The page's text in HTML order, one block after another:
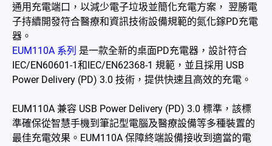
通用充電端口，以減少電子垃圾並簡化充電方案， 翌勝電
子持續開發符合醫療和資訊技術設備規範的氮化鎵PD充電
器。
EUM110A 系列 是一款全新的桌面PD充電器，設計符合
IEC/EN60601-1和IEC/EN62368-1 規範，並且採用 USB
Power Delivery (PD) 3.0 技術，提供快速且高效的充電。
EUM110A 兼容 USB Power Delivery (PD) 3.0 標準，該標
準確保從智慧手機到筆記型電腦及醫療設備等多種裝置的
最佳充電效果。EUM110A 保障終端設備接收到適當的電
公司簡介
聯絡我們
简体中文 English 繁體中文